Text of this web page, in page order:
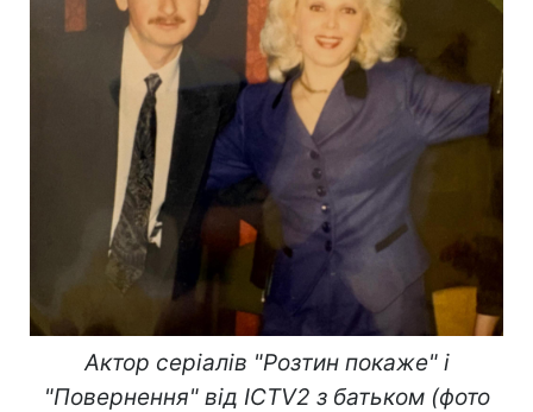
Актор серіалів "Розтин покаже" і
"Повернення" від ICTV2 з батьком (фото